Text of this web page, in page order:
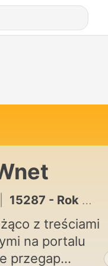
15287 - Rok prezydentury Karola Nawrockiego. Ekspert wskazuje największe wyzwanie
z treściami
na portalu
przegap